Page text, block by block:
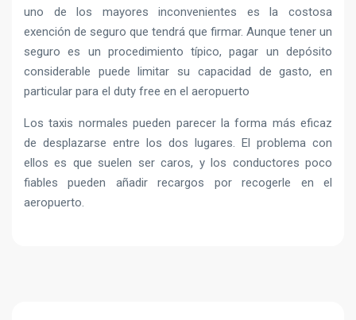
uno de los mayores inconvenientes es la costosa
exención de seguro que tendrá que firmar. Aunque tener un
seguro es un procedimiento típico, pagar un depósito
considerable puede limitar su capacidad de gasto, en
particular para el duty free en el aeropuerto
Los taxis normales pueden parecer la forma más eficaz
de desplazarse entre los dos lugares. El problema con
ellos es que suelen ser caros, y los conductores poco
fiables pueden añadir recargos por recogerle en el
aeropuerto.